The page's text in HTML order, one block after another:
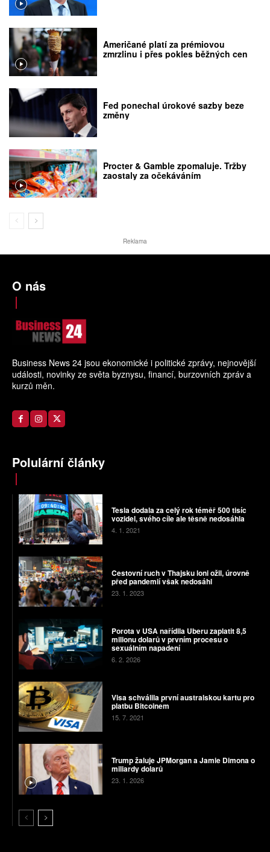
Američané platí za prémiovou
zmrzlinu i přes pokles běžných cen
Fed ponechal úrokové sazby beze
změny
Procter & Gamble zpomaluje. Tržby
zaostaly za očekáváním
Reklama
O nás
Business News 24 jsou ekonomické i politické zprávy, nejnovější
události, novinky ze světa byznysu, financí, burzovních zpráv a
kurzů měn.
Polulární články
Tesla dodala za celý rok téměř 500 tisíc
vozidel, svého cíle ale těsně nedosáhla
4. 1. 2021
Cestovní ruch v Thajsku loni ožil, úrovně
před pandemií však nedosáhl
23. 1. 2023
Porota v USA nařídila Uberu zaplatit 8,5
milionu dolarů v prvním procesu o
sexuálním napadení
6. 2. 2026
Visa schválila první australskou kartu pro
platbu Bitcoinem
15. 7. 2021
Trump žaluje JPMorgan a Jamie Dimona o
miliardy dolarů
23. 1. 2026